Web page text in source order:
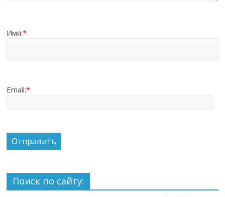
Имя:*
Email:*
Поиск по сайту: